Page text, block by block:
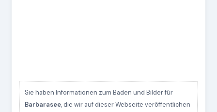
Sie haben Informationen zum Baden und Bilder für
Barbarasee, die wir auf dieser Webseite veröffentlichen